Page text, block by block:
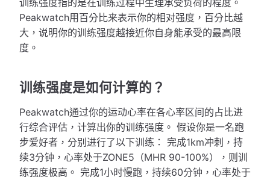
Peakwatch用百分比来表示你的相对强度，百分比越
大，说明你的训练强度越接近你自身能承受的最高限
度。
训练强度是如何计算的？
Peakwatch通过你的运动心率在各心率区间的占比进
行综合评估，计算出你的训练强度。 假设你是一名跑
步爱好者，分别进行了以下训练： 完成1km冲刺，持
续3分钟，心率处于ZONE5（MHR 90-100%），则训
练强度极高。 完成1小时慢跑，持续60分钟，心率处于